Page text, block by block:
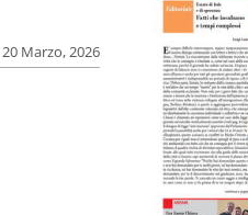
Marzo, 2026